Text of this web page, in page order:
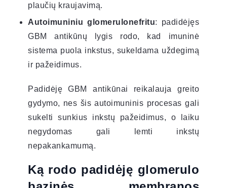
plaučių kraujavimą.
Autoimuniniu glomerulonefritu: padidėjęs
GBM antikūnų lygis rodo, kad imuninė
sistema puola inkstus, sukeldama uždegimą
ir pažeidimus.
Padidėję GBM antikūnai reikalauja greito
gydymo, nes šis autoimuninis procesas gali
sukelti sunkius inkstų pažeidimus, o laiku
negydomas gali lemti inkstų
nepakankamumą.
Ką rodo padidėję glomerulo